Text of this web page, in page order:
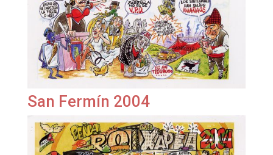
San Fermín 2004